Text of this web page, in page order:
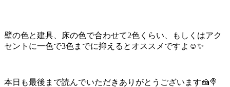
壁の色と建具、床の色で合わせて2色くらい、もしくはアク
セントに一色で3色までに抑えるとオススメですよ☺️✨
本日も最後まで読んでいただきありがとうございます🍰🍭